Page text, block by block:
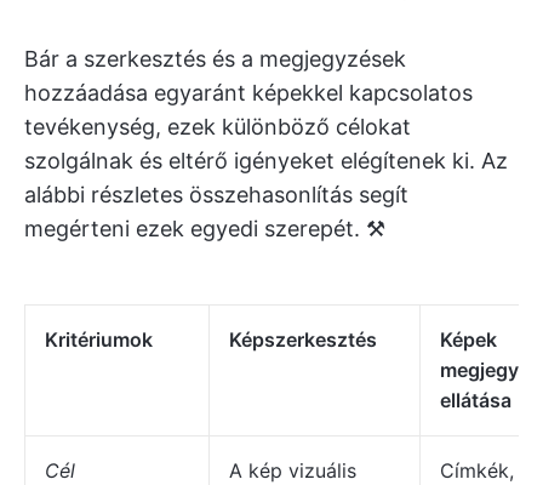
Bár a szerkesztés és a megjegyzések
hozzáadása egyaránt képekkel kapcsolatos
tevékenység, ezek különböző célokat
szolgálnak és eltérő igényeket elégítenek ki. Az
alábbi részletes összehasonlítás segít
megérteni ezek egyedi szerepét. ⚒️
Kritériumok Képszerkesztés
Képek
ellátása
Cél
A kép vizuális
Címkék,